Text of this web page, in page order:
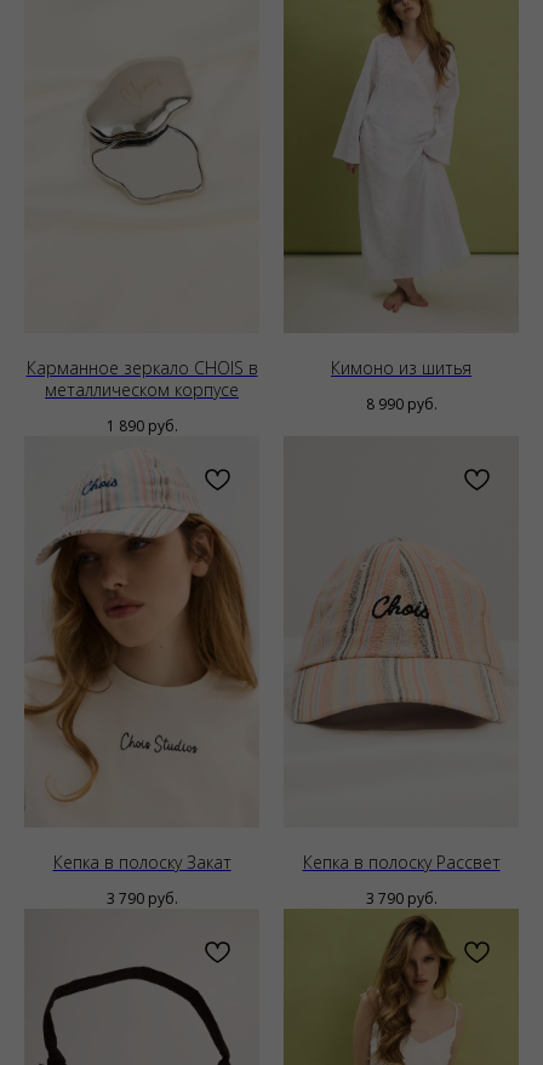
Карманное зеркало CHOIS в
металлическом корпусе
1 890 руб.
Кимоно из шитья
8 990 руб.
Кепка в полоску Закат
3 790 руб.
Кепка в полоску Рассвет
3 790 руб.